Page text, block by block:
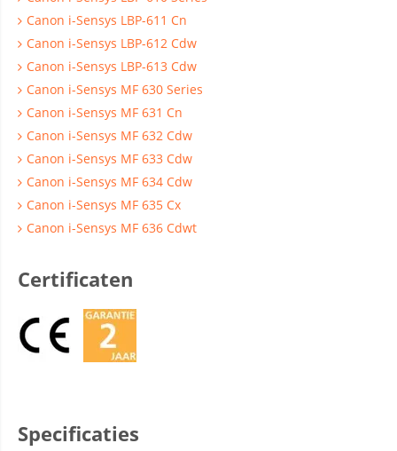
Canon i-Sensys LBP-611 Cn
Canon i-Sensys LBP-612 Cdw
Canon i-Sensys LBP-613 Cdw
Canon i-Sensys MF 630 Series
Canon i-Sensys MF 631 Cn
Canon i-Sensys MF 632 Cdw
Canon i-Sensys MF 633 Cdw
Canon i-Sensys MF 634 Cdw
Canon i-Sensys MF 635 Cx
Canon i-Sensys MF 636 Cdwt
Certificaten
Specificaties